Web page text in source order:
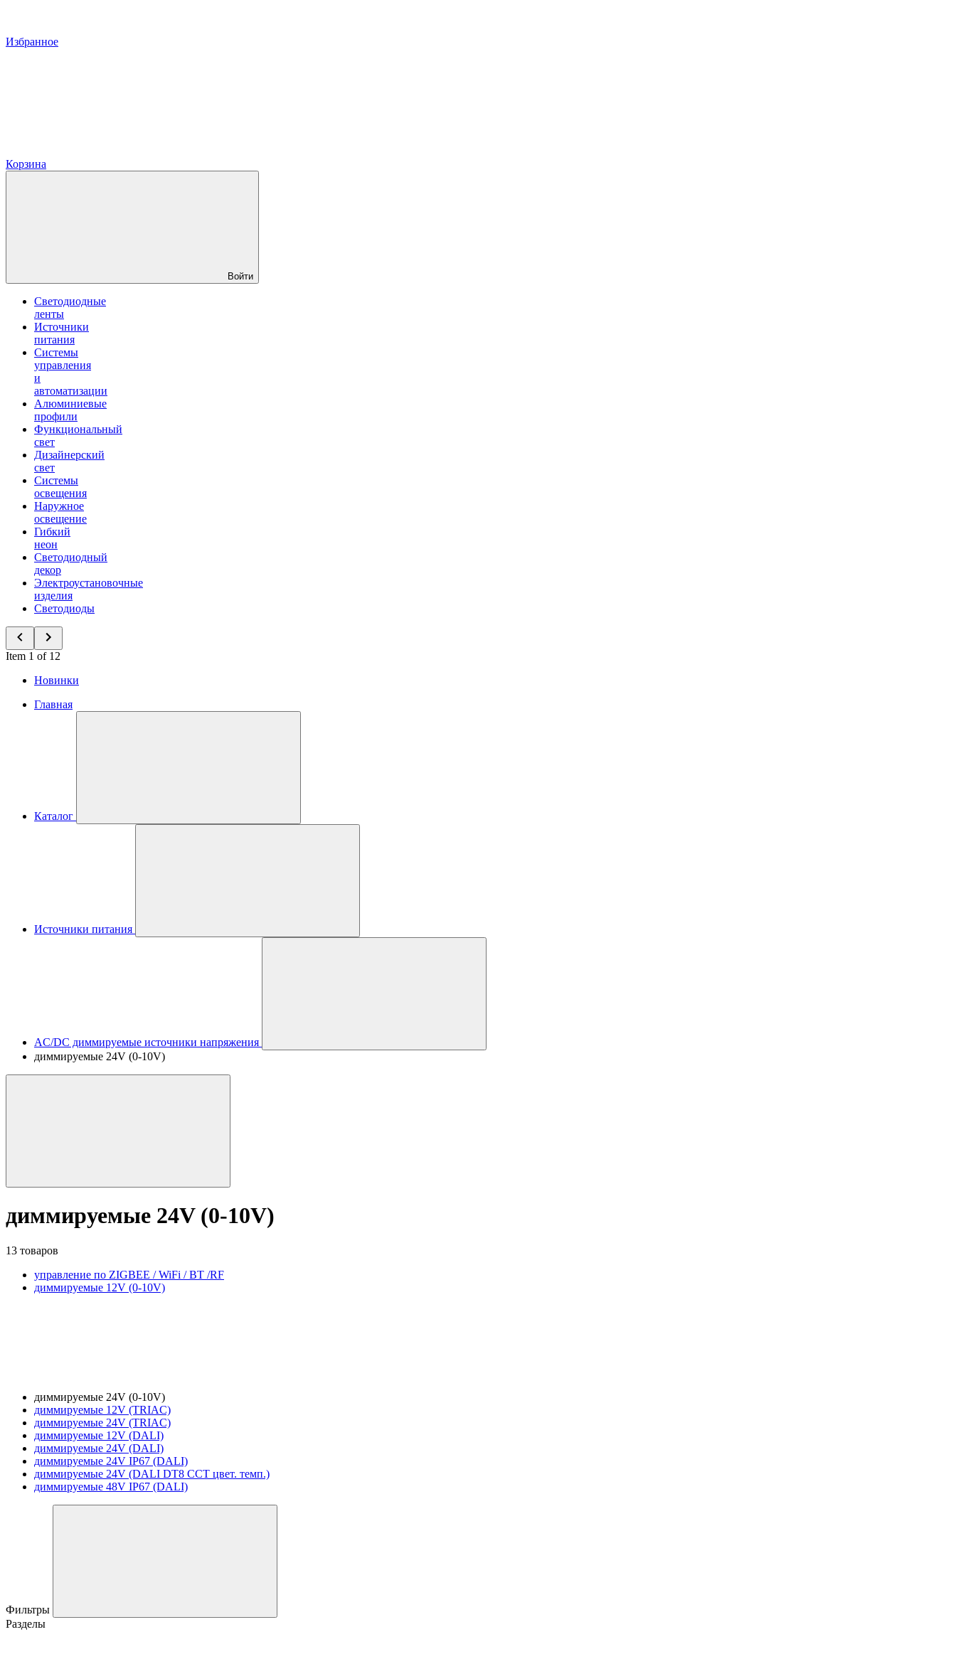
Избранное
Корзина
Войти
Светодиодные
ленты
Источники
питания
Системы
управления
и
автоматизации
Алюминиевые
профили
Функциональный
свет
Дизайнерский
свет
Системы
освещения
Наружное
освещение
Гибкий
неон
Светодиодный
декор
Электроустановочные
изделия
Светодиоды
Item 1 of 12
Новинки
Главная
Каталог
Источники питания
AC/DC диммируемые источники напряжения
диммируемые 24V (0-10V)
диммируемые 24V (0-10V)
13 товаров
управление по ZIGBEE / WiFi / BT /RF
диммируемые 12V (0-10V)
диммируемые 24V (0-10V)
диммируемые 12V (TRIAC)
диммируемые 24V (TRIAC)
диммируемые 12V (DALI)
диммируемые 24V (DALI)
диммируемые 24V IP67 (DALI)
диммируемые 24V (DALI DT8 CCT цвет. темп.)
диммируемые 48V IP67 (DALI)
Фильтры
Разделы